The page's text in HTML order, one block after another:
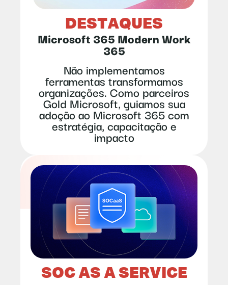
DESTAQUES
Microsoft 365 Modern Work
365
Não implementamos
ferramentas transformamos
organizações. Como parceiros
Gold Microsoft, guiamos sua
adoção ao Microsoft 365 com
estratégia, capacitação e
impacto
SOC AS A SERVICE